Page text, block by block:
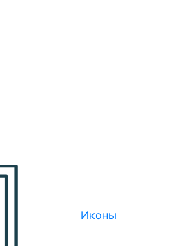
Иконы